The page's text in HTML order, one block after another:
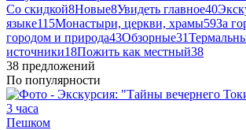
Со скидкой8Новые8Увидеть главное40
языке115Монастыри, церкви, храмы59За
городом и природа43Обзорные31
источники18Пожить как местный38
38 предложений
По популярности
3 часа
Пешком